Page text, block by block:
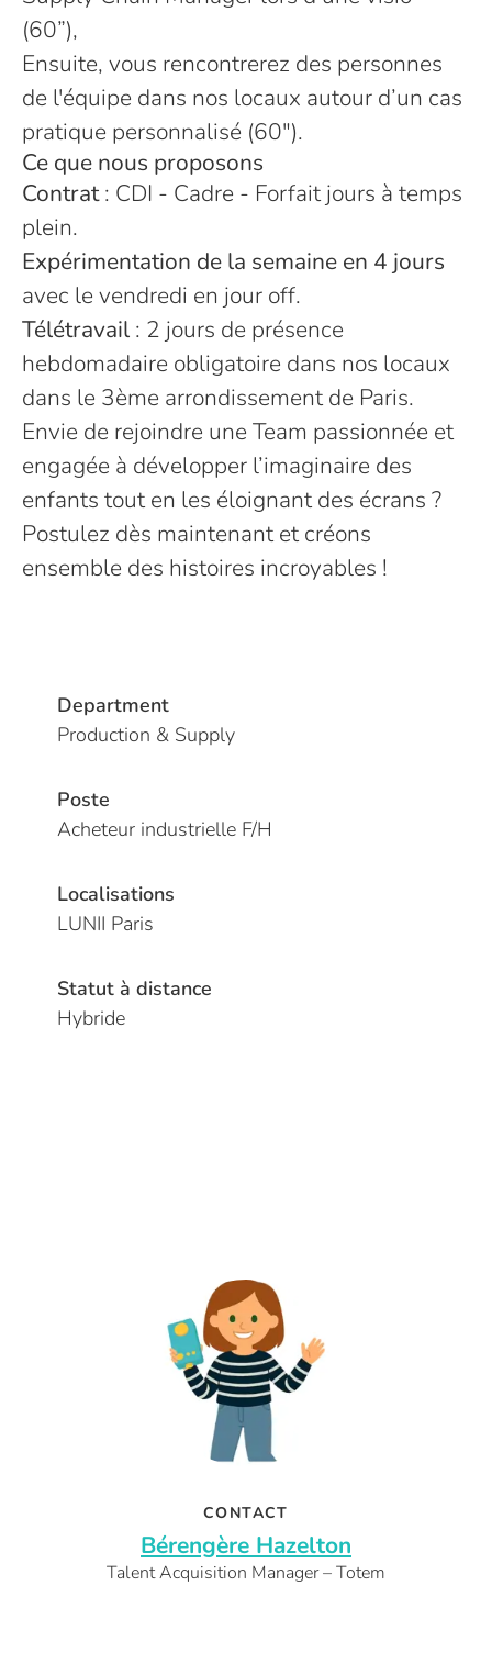
(60”),
Ensuite, vous rencontrerez des personnes
de l'équipe dans nos locaux autour d’un cas
pratique personnalisé (60").
Ce que nous proposons
Contrat: CDI - Cadre - Forfait jours à temps
plein.
Expérimentation de la semaine en 4 jours
avec le vendredi en jour off.
Télétravail : 2 jours de présence
hebdomadaire obligatoire dans nos locaux
dans le 3ème arrondissement de Paris.
Envie de rejoindre une Team passionnée et
engagée à développer l’imaginaire des
enfants tout en les éloignant des écrans ?
Postulez dès maintenant et créons
ensemble des histoires incroyables !
Department
Production & Supply
Poste
Acheteur industrielle F/H
Localisations
LUNII Paris
Statut à distance
Hybride
CONTACT
Bérengère Hazelton
Talent Acquisition Manager – Totem